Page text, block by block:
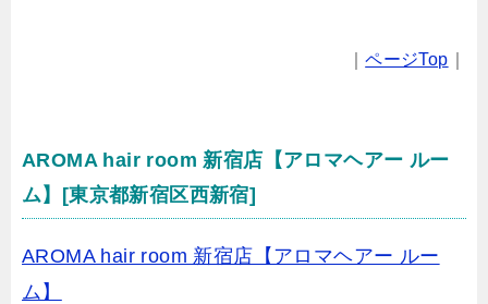
｜ページTop
AROMA hair room 新宿店【アロマヘアー ルー
ム】[東京都新宿区西新宿]
AROMA hair room 新宿店【アロマヘアー ルー
ム】